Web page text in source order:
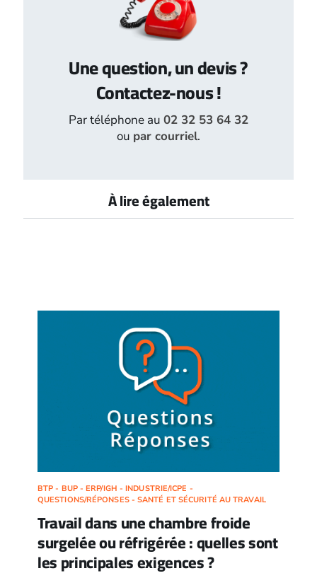
Une question, un devis ?
Contactez-nous !
Par téléphone au 02 32 53 64 32
ou par courriel.
À lire également
BTP - BUP - ERP/IGH - INDUSTRIE/ICPE -
QUESTIONS/RÉPONSES - SANTÉ ET SÉCURITÉ AU TRAVAIL
Travail dans une chambre froide
surgelée ou réfrigérée : quelles sont
les principales exigences ?